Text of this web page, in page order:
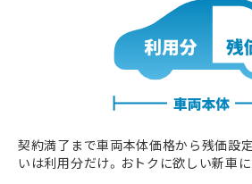
契約満了まで車両本体価格から残価設
いは利用分だけ。おトクに欲しい新車に